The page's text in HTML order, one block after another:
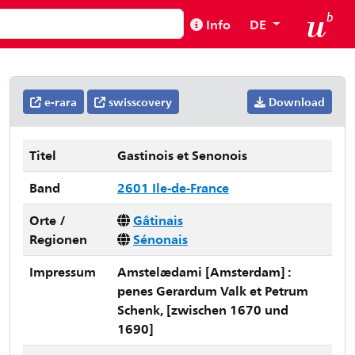
Info DE
e-rara swisscovery Download
Titel
Gastinois et Senonois
Band
2601 Ile-de-France
Orte /
Regionen
Gâtinais
Sénonais
Impressum
Amstelædami [Amsterdam] :
penes Gerardum Valk et Petrum
Schenk, [zwischen 1670 und
1690]